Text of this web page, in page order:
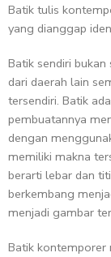
out
5
Batik tulis
yang dianggap
Batik sendiri
dari daerah lain
tersendiri. Batik
pembuatannya
dengan
memiliki makna
berarti lebar dan
berkembang
menjadi gambar
Batik kontemporer